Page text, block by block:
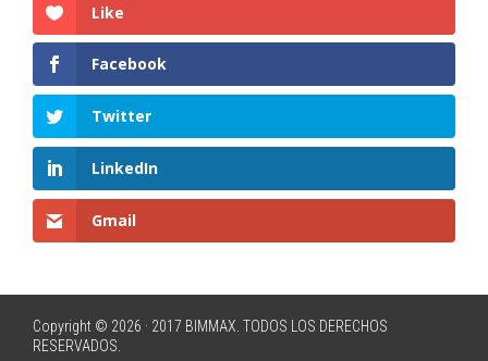
Like
Facebook
Twitter
LinkedIn
Gmail
Copyright © 2026 · 2017 BIMMAX. TODOS LOS DERECHOS
RESERVADOS.